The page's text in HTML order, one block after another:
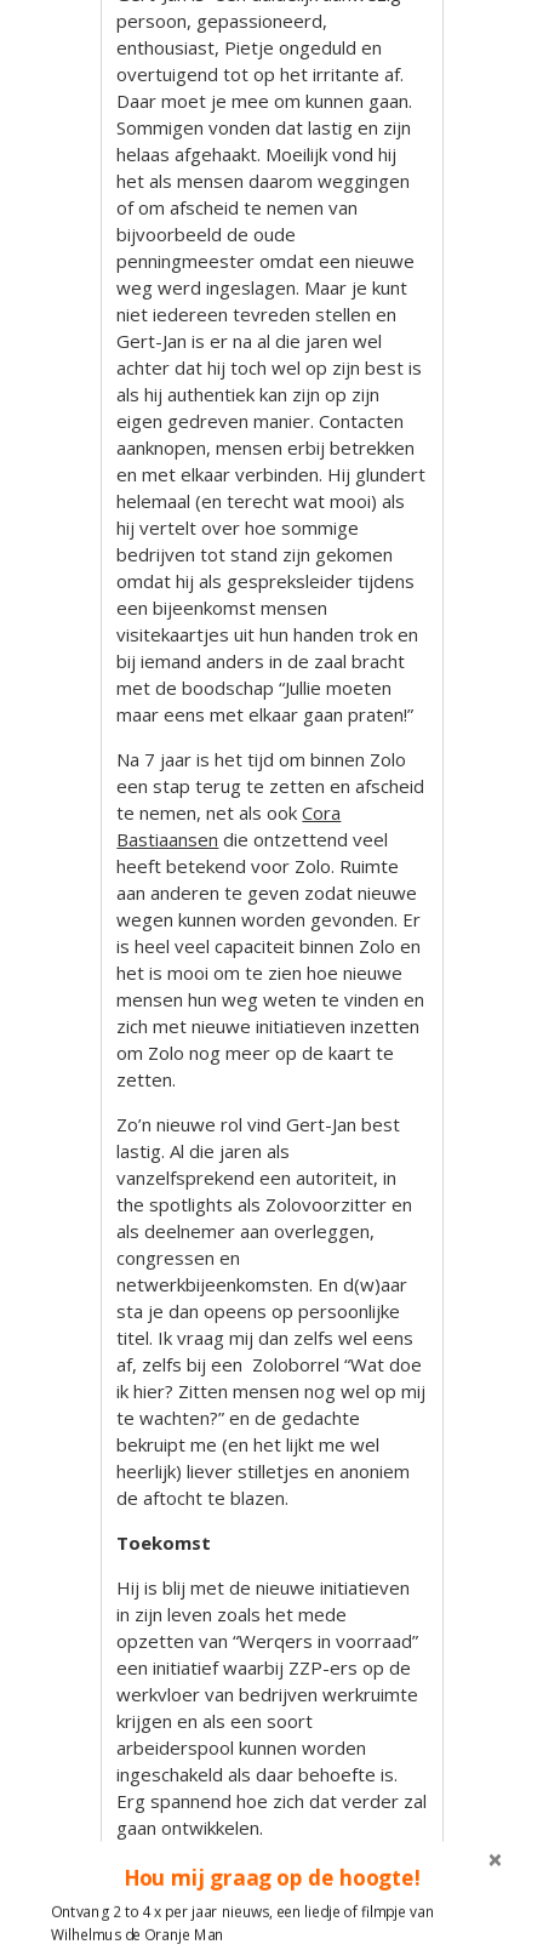
persoon, gepassioneerd,
enthousiast, Pietje ongeduld en
overtuigend tot op het irritante af.
Daar moet je mee om kunnen gaan.
Sommigen vonden dat lastig en zijn
helaas afgehaakt. Moeilijk vond hij
het als mensen daarom weggingen
of om afscheid te nemen van
bijvoorbeeld de oude
penningmeester omdat een nieuwe
weg werd ingeslagen. Maar je kunt
niet iedereen tevreden stellen en
Gert-Jan is er na al die jaren wel
achter dat hij toch wel op zijn best is
als hij authentiek kan zijn op zijn
eigen gedreven manier. Contacten
aanknopen, mensen erbij betrekken
en met elkaar verbinden. Hij glundert
helemaal (en terecht wat mooi) als
hij vertelt over hoe sommige
bedrijven tot stand zijn gekomen
omdat hij als gespreksleider tijdens
een bijeenkomst mensen
visitekaartjes uit hun handen trok en
bij iemand anders in de zaal bracht
met de boodschap “Jullie moeten
maar eens met elkaar gaan praten!”
Na 7 jaar is het tijd om binnen Zolo
een stap terug te zetten en afscheid
te nemen, net als ookCora
Bastiaansen die ontzettend veel
heeft betekend voor Zolo. Ruimte
aan anderen te geven zodat nieuwe
wegen kunnen worden gevonden. Er
is heel veel capaciteit binnen Zolo en
het is mooi om te zien hoe nieuwe
mensen hun weg weten te vinden en
zich met nieuwe initiatieven inzetten
om Zolo nog meer op de kaart te
zetten.
Zo’n nieuwe rol vind Gert-Jan best
lastig. Al die jaren als
vanzelfsprekend een autoriteit, in
the spotlights als Zolovoorzitter en
als deelnemer aan overleggen,
congressen en
netwerkbijeenkomsten. En d(w)aar
sta je dan opeens op persoonlijke
titel. Ik vraag mij dan zelfs wel eens
af, zelfs bij een Zoloborrel “Wat doe
ik hier? Zitten mensen nog wel op mij
te wachten?” en de gedachte
bekruipt me (en het lijkt me wel
heerlijk) liever stilletjes en anoniem
de aftocht te blazen.
Toekomst
Hij is blij met de nieuwe initiatieven
in zijn leven zoals het mede
opzetten van “Werqers in voorraad”
een initiatief waarbij ZZP-ers op de
werkvloer van bedrijven werkruimte
krijgen en als een soort
arbeiderspool kunnen worden
ingeschakeld als daar behoefte is.
Erg spannend hoe zich dat verder zal
gaan ontwikkelen.
Dat Zolo een uniek concept is wordt
ook landelijk gezien en weet men te
waarderen. Hij zet zich de laatste
Hou mij graag op de hoogte!
Ontvang 2 to 4 x per jaar nieuws, een liedje of filmpje van
Wilhelmus de Oranje Man